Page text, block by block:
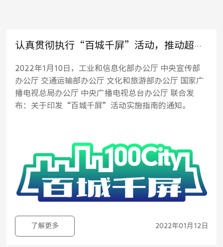
认真贯彻执行“百城千屏”活动，推动超高清视频产业协同发展
2022年1月10日，工业和信息化部办公厅 中央宣传部
办公厅 交通运输部办公厅 文化和旅游部办公厅 国家广
播电视总局办公厅 中央广播电视总台办公厅 联合发
布：关于印发“百城千屏”活动实施指南的通知。
了解更多 2022年01月12日